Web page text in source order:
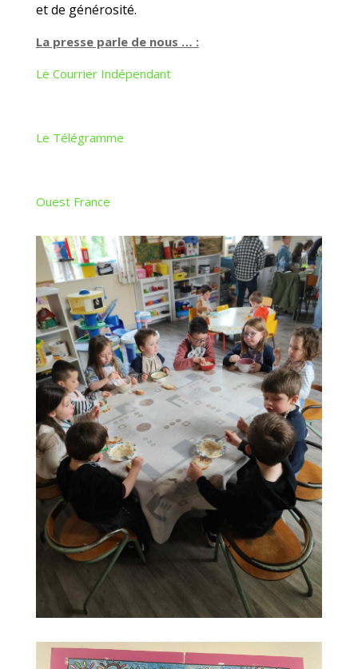
et de générosité.
La presse parle de nous … :
Le Courrier Indépendant
Le Télégramme
Ouest France